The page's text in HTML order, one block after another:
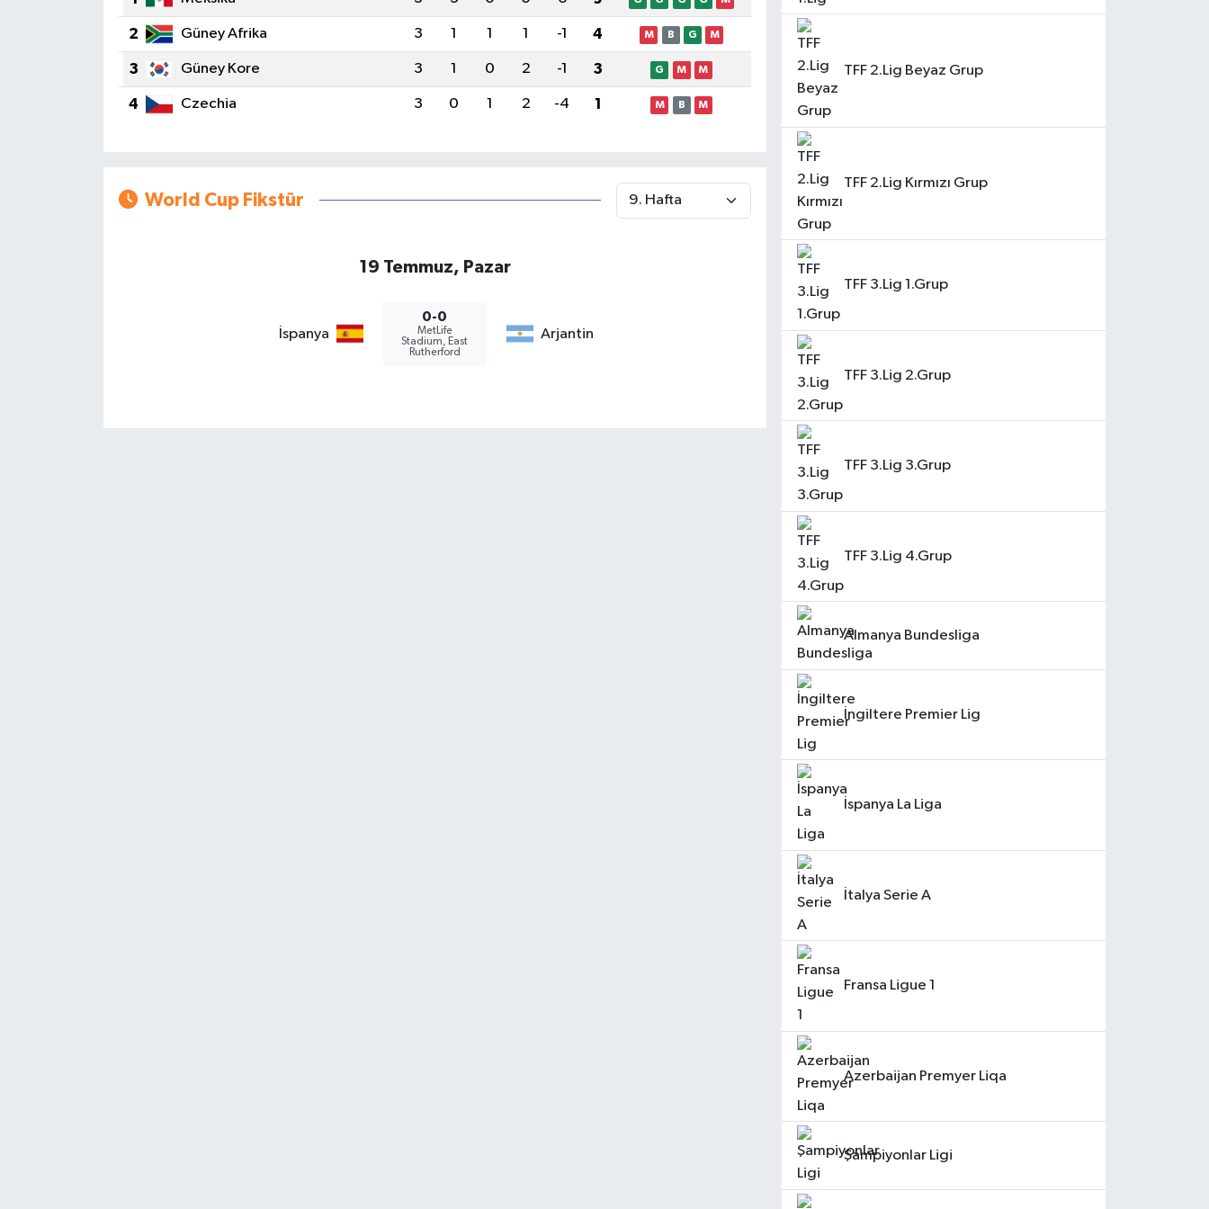
2 Güney Afrika 3 1 1 1 -1 4 M B G M
3 Güney Kore 3 1 0 2 -1 3 G M M
4 Czechia 3 0 1 2 -4 1 M B M
World Cup Fikstür
19 Temmuz, Pazar
İspanya
0-0
MetLife
Stadium, East
Rutherford
Arjantin
TFF 2.Lig Beyaz Grup
TFF 2.Lig Kırmızı Grup
TFF 3.Lig 1.Grup
TFF 3.Lig 2.Grup
TFF 3.Lig 3.Grup
TFF 3.Lig 4.Grup
Almanya Bundesliga
İngiltere Premier Lig
İspanya La Liga
İtalya Serie A
Fransa Ligue 1
Azerbaijan Premyer Liqa
Şampiyonlar Ligi